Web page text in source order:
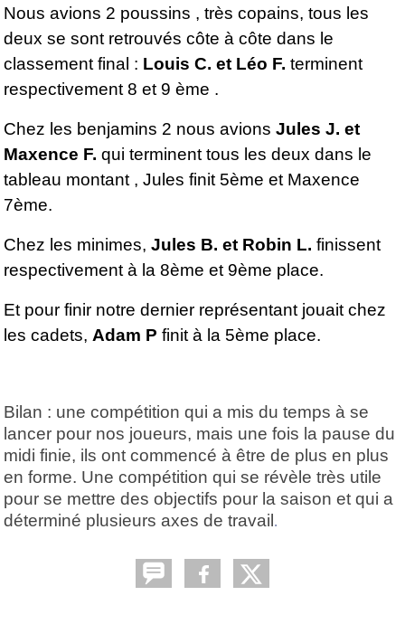
Nous avions 2 poussins , très copains, tous les
deux se sont retrouvés côte à côte dans le
classement final : Louis C. et Léo F. terminent
respectivement 8 et 9 ème .
Chez les benjamins 2 nous avions Jules J. et
Maxence F. qui terminent tous les deux dans le
tableau montant , Jules finit 5ème et Maxence
7ème.
Chez les minimes, Jules B. et Robin L. finissent
respectivement à la 8ème et 9ème place.
Et pour finir notre dernier représentant jouait chez
les cadets, Adam P finit à la 5ème place.
Bilan : une compétition qui a mis du temps à se
lancer pour nos joueurs, mais une fois la pause du
midi finie, ils ont commencé à être de plus en plus
en forme. Une compétition qui se révèle très utile
pour se mettre des objectifs pour la saison et qui a
déterminé plusieurs axes de travail.